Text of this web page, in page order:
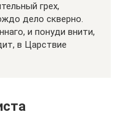
грех,
дело скверно.
и понyди внити,
в Царствие